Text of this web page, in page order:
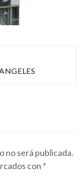
no será publicada.
con *